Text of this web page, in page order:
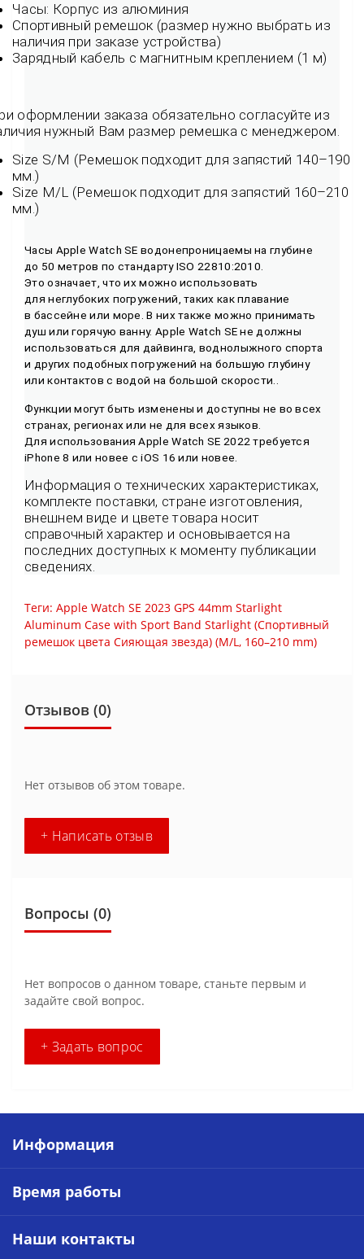
Часы: Корпус из алюминия
Спортивный ремешок (размер нужно выбрать из
наличия при заказе устройства)
Зарядный кабель с магнитным креплением (1 м)
оформлении заказа обязательно согласуйте из
нужный Вам размер ремешка с менеджером.
Size S/M (Ремешок подходит для запястий 140–190
мм.)
Size M/L (Ремешок подходит для запястий 160–210
мм.)
Часы Apple Watch SE водонепроницаемы на глубине
до 50 метров по стандарту ISO 22810:2010.
Это означает, что их можно использовать
для неглубоких погружений, таких как плавание
в бассейне или море. В них также можно принимать
душ или горячую ванну. Apple Watch SE не должны
использоваться для дайвинга, воднолыжного спорта
и других подобных погружений на большую глубину
или контактов с водой на большой скорости..
Функции могут быть изменены и доступны не во всех
странах, регионах или не для всех языков.
Для использования Apple Watch SE 2022 требуется
iPhone 8 или новее с iOS 16 или новее.
Информация о технических характеристиках,
комплекте поставки, стране изготовления,
внешнем виде и цвете товара носит
справочный характер и основывается на
последних доступных к моменту публикации
сведениях.
Теги: Apple Watch SE 2023 GPS 44mm Starlight
Aluminum Case with Sport Band Starlight (Спортивный
ремешок цвета Сияющая звезда) (M/L, 160–210 mm)
Отзывов (0)
Нет отзывов об этом товаре.
+ Написать отзыв
Вопросы (0)
Нет вопросов о данном товаре, станьте первым и
задайте свой вопрос.
+ Задать вопрос
Информация
Время работы
Наши контакты